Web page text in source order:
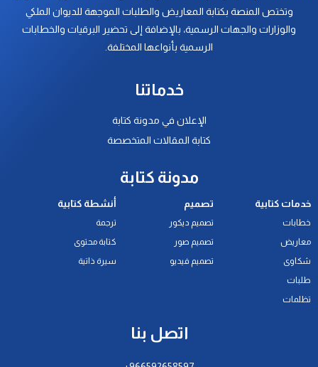
وتختص المنصة بكتابة المعاريض والطلبات الموجهة للديوان الملكي
والوزارات والجهات الرسمية، بالإضافة إلى تحضير البرقيات والخطابات
الرسمية بأنواعها المختلفة.
خدماتنا
الإعلان في مدونة كتابة
كتابة المقالات المتخصصة
مدونة كتابة
خدمات كتابية
خطابات
معاريض
شكاوى
طلبات
تظلمات
تصميم
تصميم ديكور
تصميم صور
تصميم فيديو
أنشطة كتابية
ترجمة
كتابة محتوى
سيرة ذاتية
اتصل بنا